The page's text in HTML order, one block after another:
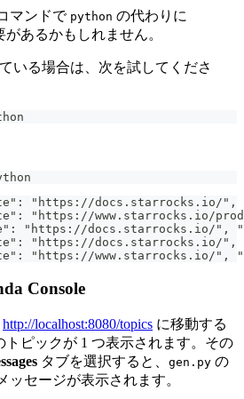
マンドで python の代わりに
あるかもしれません。
いる場合は、次を試してくださ
"https://docs.starrocks.io/",
"https://www.starrocks.io/
"https://docs.starrocks.io/",
"https://docs.starrocks.io/",
"https://www.starrocks.io/",
Console
http://localhost:8080/topics に移動する
トピックが 1 つ表示されます。その
タブを選択すると、 gen.py の
ッセージが表示されます。